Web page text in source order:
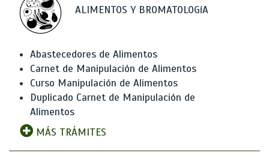
ALIMENTOS Y BROMATOLOGíA
Abastecedores de Alimentos
Carnet de Manipulación de Alimentos
Curso Manipulación de Alimentos
Duplicado Carnet de Manipulación de
Alimentos
MÁS TRÁMITES